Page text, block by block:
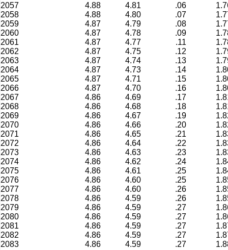
2057
4.88 4.81 .06
2058
4.88 4.80 .07
2059
4.87 4.79 .08
2060
4.87 4.78 .09
2061
4.87 4.77 .11
2062
4.87 4.75 .12
2063
4.87 4.74 .13
2064
4.87 4.73 .14
2065
4.87 4.71 .15
2066
4.87 4.70 .16
2067
4.86 4.69 .17
2068
4.86 4.68 .18
2069
4.86 4.67 .19
2070
4.86 4.66 .20
2071
4.86 4.65 .21
2072
4.86 4.64 .22
2073
4.86 4.63 .23
2074
4.86 4.62 .24
2075
4.86 4.61 .25
2076
4.86 4.60 .25
2077
4.86 4.60 .26
2078
4.86 4.59 .26
2079
4.86 4.59 .27
2080
4.86 4.59 .27
2081
4.86 4.59 .27
2082
4.86 4.59 .27
2083
4.86 4.59 .27